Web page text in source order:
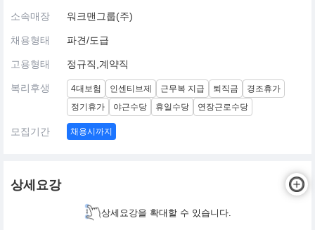
소속매장 워크맨그룹(주)
채용형태 파견/도급
고용형태 정규직,계약직
복리후생 4대보험 인센티브제 근무복 지급 퇴직금
경조휴가
정기휴가
야근수당 휴일수당 연장근로수당
모집기간 채용시까지
상세요강
상세요강을 확대할 수 있습니다.